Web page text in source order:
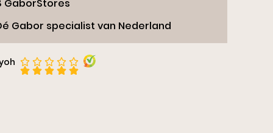
GaborStores
Gabor specialist van Nederland